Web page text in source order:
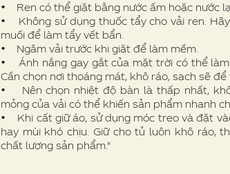
• Ren có thể giặt bằng nước ấm hoặc nước
• Không sử dụng thuốc tẩy cho vải ren.
muối để làm tẩy vết bẩn.
• Ngâm vải trước khi giặt để làm mềm.
• Ánh nắng gay gắt của mặt trời có thể làm
Cần chọn nơi thoáng mát, khô ráo, sạch sẽ để
• Nên chọn nhiệt độ bàn là thấp nhất,
mỏng của vải có thể khiến sản phẩm nhanh
• Khi cất giữ áo, sử dụng móc treo và đặt
hay mùi khó chịu. Giữ cho tủ luôn khô ráo,
chất lượng sản phẩm."